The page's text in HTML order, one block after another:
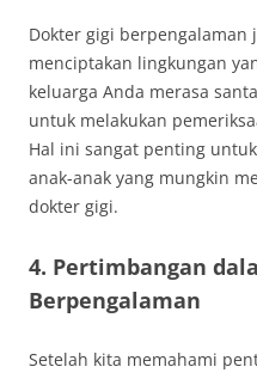
Dokter gigi berpengalaman
menciptakan lingkungan
keluarga Anda merasa
untuk melakukan
Hal ini sangat penting
anak-anak yang mungkin
dokter gigi.
4. Pertimbangan
Berpengalaman
Setelah kita memahami